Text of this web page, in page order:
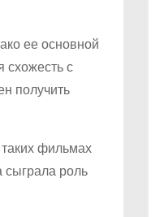
ее основной
с
получить
фильмах
сыграла роль